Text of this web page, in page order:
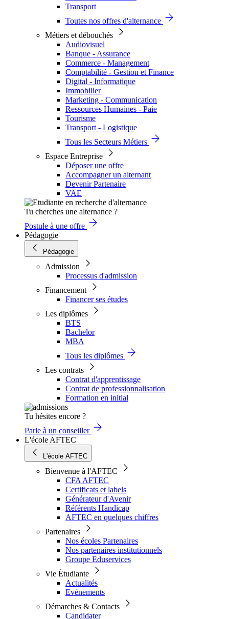
Transport
Toutes nos offres d'alternance
Métiers et débouchés
Audiovisuel
Banque - Assurance
Commerce - Management
Comptabilité - Gestion et Finance
Digital - Informatique
Immobilier
Marketing - Communication
Ressources Humaines - Paie
Tourisme
Transport - Logistique
Tous les Secteurs Métiers
Espace Entreprise
Déposer une offre
Accompagner un alternant
Devenir Partenaire
VAE
Tu cherches une alternance ?
Postule à une offre
Pédagogie
Pédagogie
Admission
Processus d'admission
Financement
Financer ses études
Les diplômes
BTS
Bachelor
MBA
Tous les diplômes
Les contrats
Contrat d'apprentissage
Contrat de professionnalisation
Formation en initial
Tu hésites encore ?
Parle à un conseiller
L'école AFTEC
L'école AFTEC
Bienvenue à l'AFTEC
CFA AFTEC
Certificats et labels
Générateur d'Avenir
Référents Handicap
AFTEC en quelques chiffres
Partenaires
Nos écoles Partenaires
Nos partenaires institutionnels
Groupe Eduservices
Vie Étudiante
Actualités
Evénements
Démarches & Contacts
Candidater